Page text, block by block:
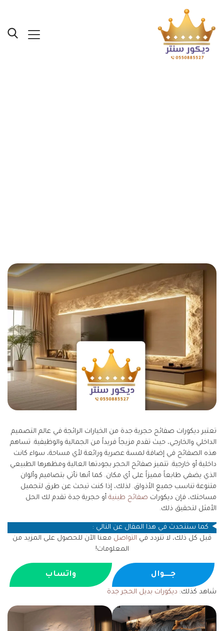
تعتبر ديكورات صفائح حجرية جدة من الخيارات الرائجة في عالم التصميم
الداخلي والخارجي، حيث تقدم مزيجاً فريداً من الجمالية والوظيفية. تساهم
هذه الصفائح في إضافة لمسة عصرية ورائعة لأي مساحة، سواء كانت
داخلية أو خارجية. تتميز صفائح الحجر بجودتها العالية ومظهرها الطبيعي
الذي يضفي طابعاً مميزاً على أي مكان. كما أنها تأتي بتصاميم وألوان
متنوعة تناسب جميع الأذواق. لذلك، إذا كنت تبحث عن طرق لتجميل
مساحتك، فإن ديكورات صفائح طينية أو حجرية جدة تقدم لك الحل
الأمثل لتحقيق ذلك.
كما سنتحدث في هذا المقال عن التالي :
قبل كل ذلك، لا تتردد في التواصل معنا الآن للحصول على المزيد من
المعلومات!
جــــوال واتساب
شاهد كذلك: ديكورات بديل الحجر جدة